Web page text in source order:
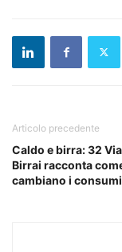
Articolo precedente
Caldo e birra: 32
Birrai racconta
cambiano i